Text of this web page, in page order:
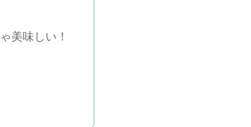
美味しい！